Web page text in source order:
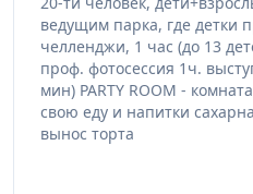
ведущим парка, где детки
челленджи, 1 час (до 13
проф. фотосессия 1ч.
мин) PARTY ROOM -
свою еду и напитки
вынос торта